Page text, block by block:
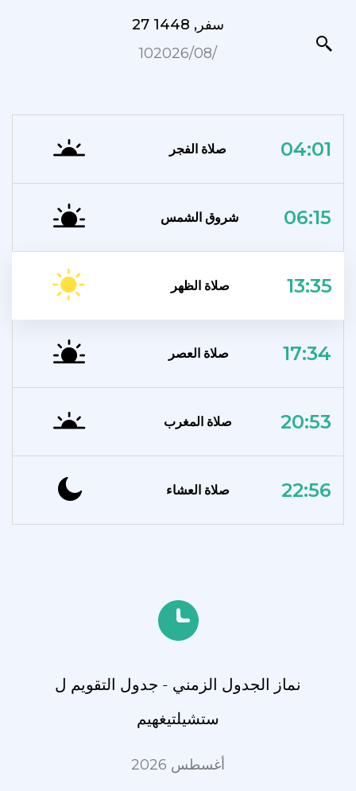
27 سفر, 1448
10‏/08‏/2026
صلاة الفجر 04:01
شروق الشمس 06:15
صلاة الظهر 13:35
صلاة العصر 17:34
صلاة المغرب 20:53
صلاة العشاء 22:56
نماز الجدول الزمني - جدول التقويم ل
ستشيلتيغهيم
أغسطس 2026